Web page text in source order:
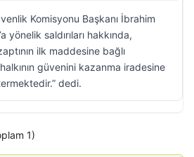
Komisyonu Başkanı İbrahim
yönelik saldırıları hakkında,
ilk maddesine bağlı
güvenini kazanma iradesine
dedi.
1)